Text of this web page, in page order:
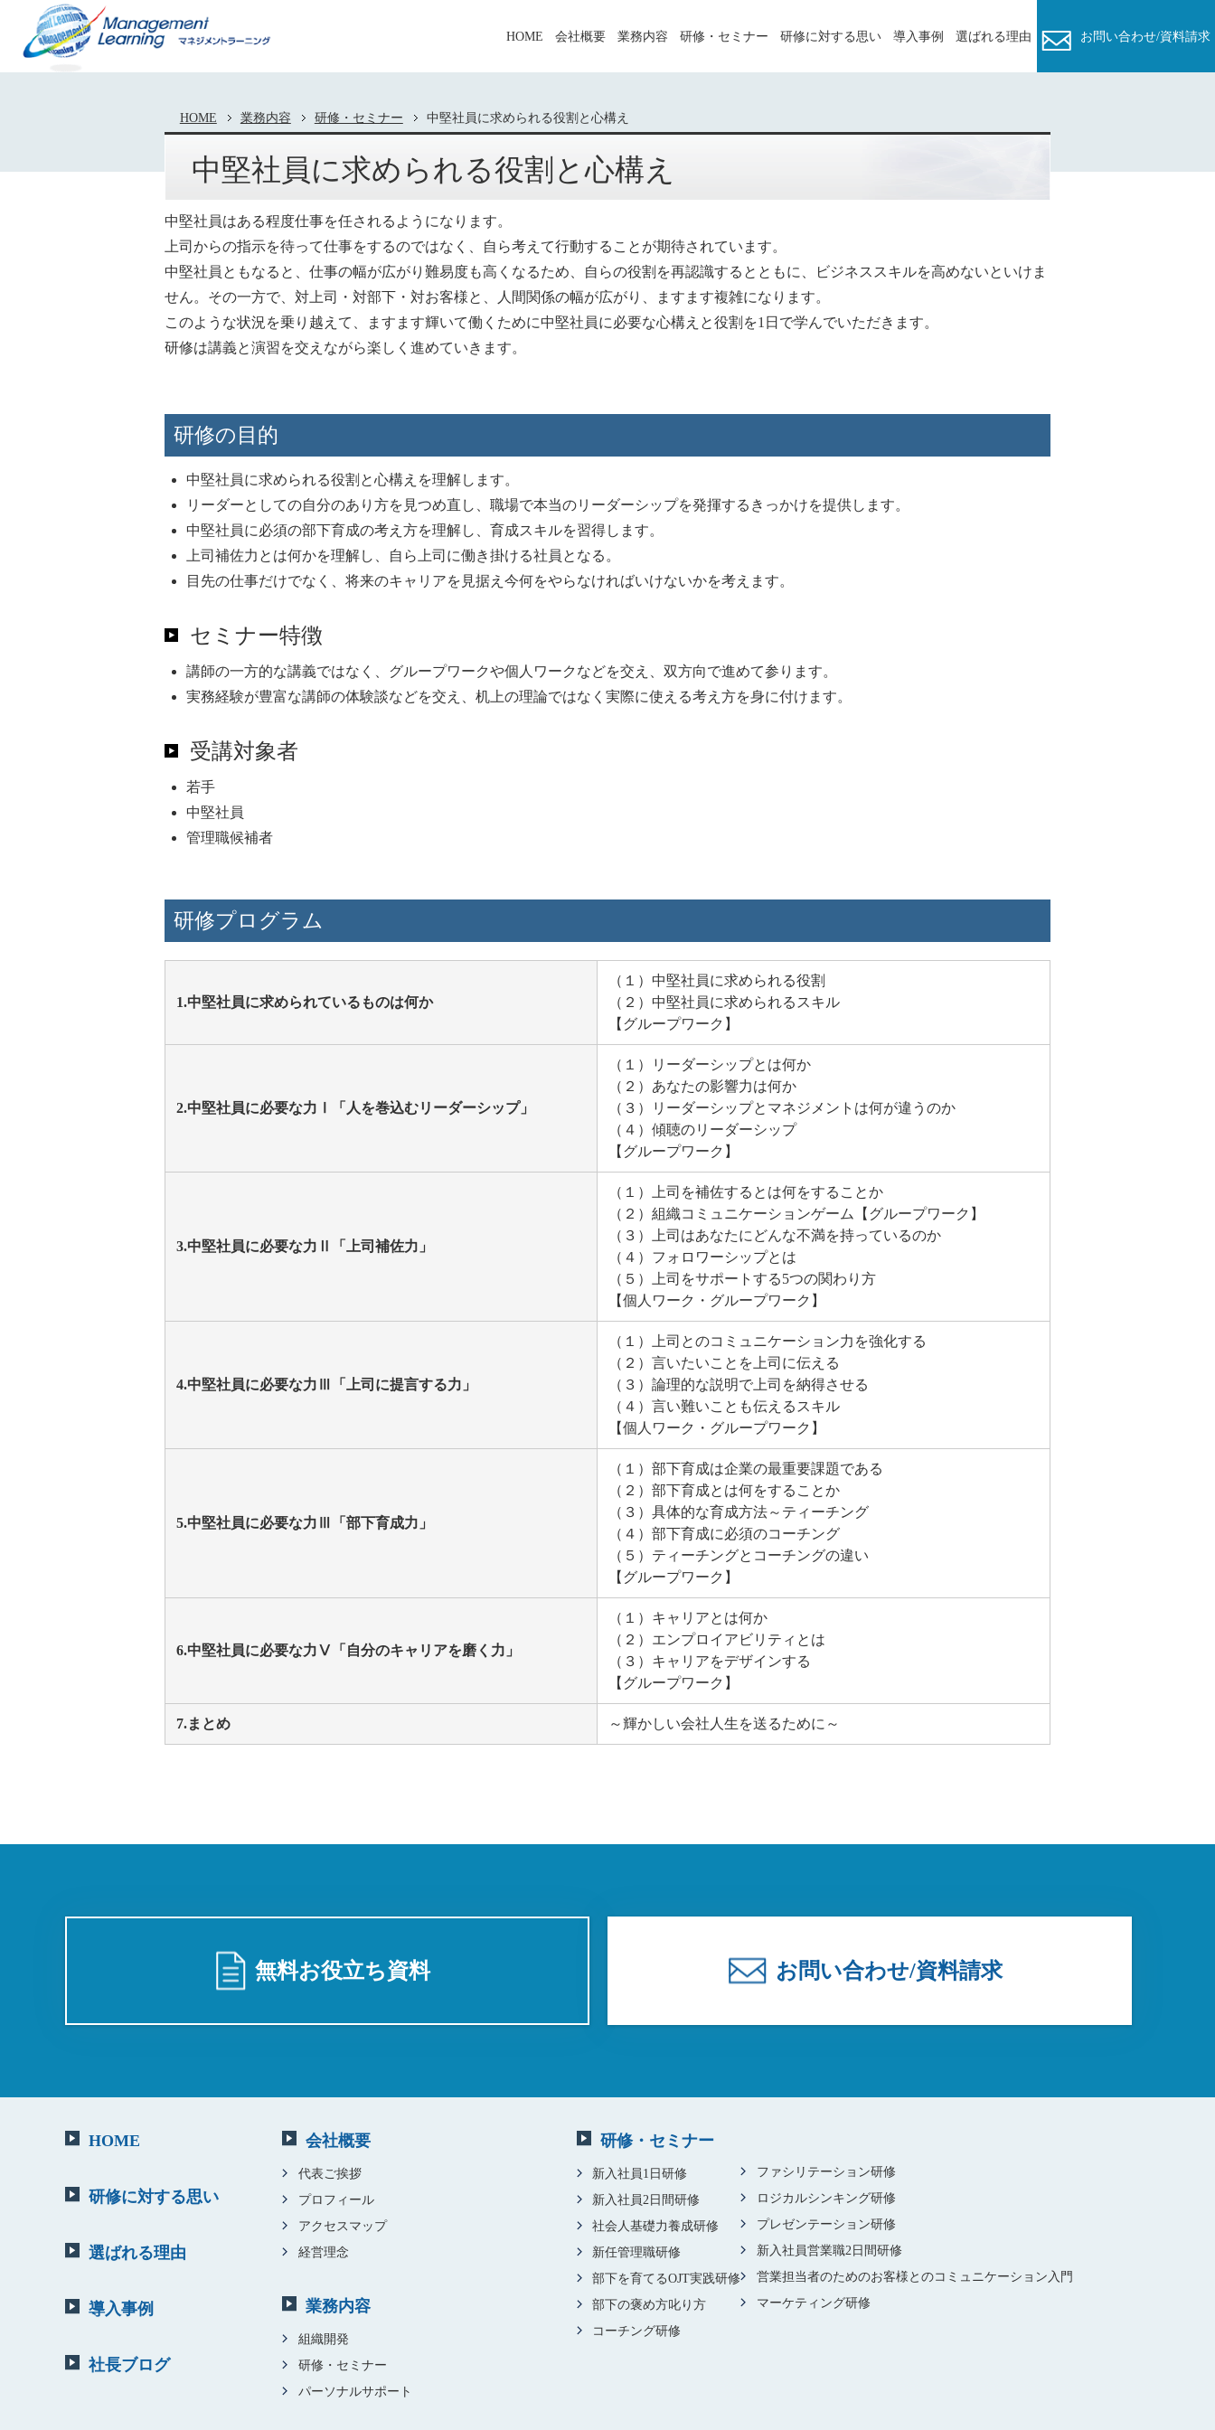
HOME 会社概要 業務内容 研修・セミナー 研修に対する思い 導⼊事例 選ばれる理由 お問い合わせ/資料請求
HOME 業務内容 研修・セミナー 中堅社員に求められる役割と心構え
中堅社員に求められる役割と心構え
中堅社員はある程度仕事を任されるようになります。
上司からの指示を待って仕事をするのではなく、自ら考えて行動することが期待されています。
中堅社員ともなると、仕事の幅が広がり難易度も高くなるため、自らの役割を再認識するとともに、ビジネススキルを高めないといけま
せん。その一方で、対上司・対部下・対お客様と、人間関係の幅が広がり、ますます複雑になります。
このような状況を乗り越えて、ますます輝いて働くために中堅社員に必要な心構えと役割を1日で学んでいただきます。
研修は講義と演習を交えながら楽しく進めていきます。
研修の目的
中堅社員に求められる役割と心構えを理解します。
リーダーとしての自分のあり方を見つめ直し、職場で本当のリーダーシップを発揮するきっかけを提供します。
中堅社員に必須の部下育成の考え方を理解し、育成スキルを習得します。
上司補佐力とは何かを理解し、自ら上司に働き掛ける社員となる。
目先の仕事だけでなく、将来のキャリアを見据え今何をやらなければいけないかを考えます。
セミナー特徴
講師の一方的な講義ではなく、グループワークや個人ワークなどを交え、双方向で進めて参ります。
実務経験が豊富な講師の体験談などを交え、机上の理論ではなく実際に使える考え方を身に付けます。
受講対象者
若手
中堅社員
管理職候補者
研修プログラム
1.中堅社員に求められているものは何か
（１）中堅社員に求められる役割
（２）中堅社員に求められるスキル
【グループワーク】
2.中堅社員に必要な力Ⅰ「人を巻込むリーダーシップ」
（１）リーダーシップとは何か
（２）あなたの影響力は何か
（３）リーダーシップとマネジメントは何が違うのか
（４）傾聴のリーダーシップ
【グループワーク】
3.中堅社員に必要な力Ⅱ「上司補佐力」
（１）上司を補佐するとは何をすることか
（２）組織コミュニケーションゲーム【グループワーク】
（３）上司はあなたにどんな不満を持っているのか
（４）フォロワーシップとは
（５）上司をサポートする5つの関わり方
【個人ワーク・グループワーク】
4.中堅社員に必要な力Ⅲ「上司に提言する力」
（１）上司とのコミュニケーション力を強化する
（２）言いたいことを上司に伝える
（３）論理的な説明で上司を納得させる
（４）言い難いことも伝えるスキル
【個人ワーク・グループワーク】
5.中堅社員に必要な力Ⅲ「部下育成力」
（１）部下育成は企業の最重要課題である
（２）部下育成とは何をすることか
（３）具体的な育成方法～ティーチング
（４）部下育成に必須のコーチング
（５）ティーチングとコーチングの違い
【グループワーク】
6.中堅社員に必要な力Ⅴ「自分のキャリアを磨く力」
（１）キャリアとは何か
（２）エンプロイアビリティとは
（３）キャリアをデザインする
【グループワーク】
7.まとめ ～輝かしい会社人生を送るために～
無料お役⽴ち資料 お問い合わせ/資料請求
HOME
研修に対する思い
選ばれる理由
導入事例
社長ブログ
会社概要
代表ご挨拶
プロフィール
アクセスマップ
経営理念
業務内容
組織開発
研修・セミナー
パーソナルサポート
研修・セミナー
新入社員1日研修
新入社員2日間研修
社会人基礎力養成研修
新任管理職研修
部下を育てるOJT実践研修
部下の褒め方叱り方
コーチング研修
ファシリテーション研修
ロジカルシンキング研修
プレゼンテーション研修
新入社員営業職2日間研修
営業担当者のためのお客様とのコミュニケーション入門
マーケティング研修